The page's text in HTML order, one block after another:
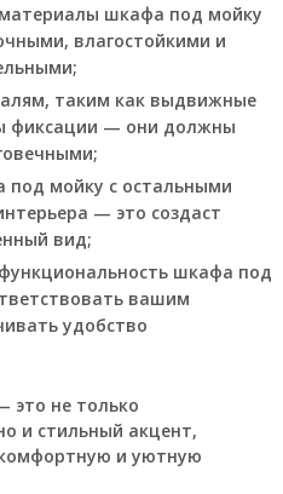
шкафа под мойку
влагостойкими и
таким как выдвижные
фиксации — они должны
под мойку с остальными
— это создаст
вид;
шкафа под
вашим
удобство
не только
и стильный акцент,
и уютную